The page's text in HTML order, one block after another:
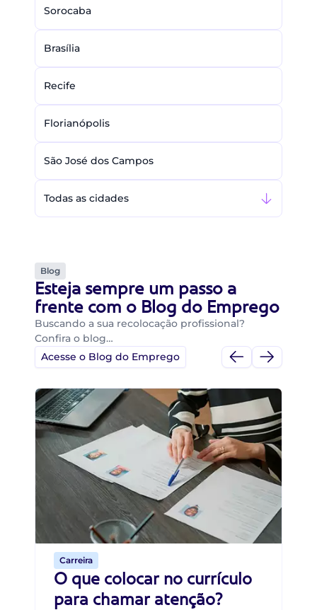
Sorocaba
Brasília
Recife
Florianópolis
São José dos Campos
Todas as cidades
Blog
Esteja sempre um passo a
frente com o Blog do Emprego
Buscando a sua recolocação profissional?
Confira o blog…
Acesse o Blog do Emprego
Carreira
O que colocar no currículo
para chamar atenção?